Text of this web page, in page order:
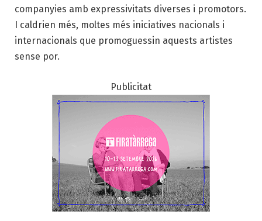
companyies amb expressivitats diverses i promotors.
I caldrien més, moltes més iniciatives nacionals i
internacionals que promoguessin aquests artistes
sense por.
Publicitat